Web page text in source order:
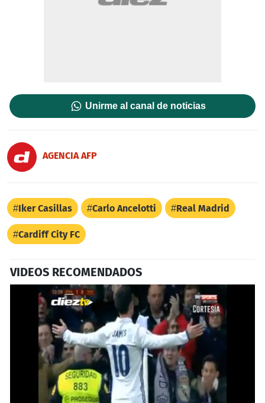
Unirme al canal de noticias
AGENCIA AFP
Iker Casillas Carlo Ancelotti Real Madrid
Cardiff City FC
VIDEOS RECOMENDADOS